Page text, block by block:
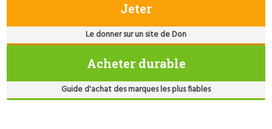
Jeter
Le donner sur un site de Don
Acheter durable
Guide d'achat des marques les plus fiables